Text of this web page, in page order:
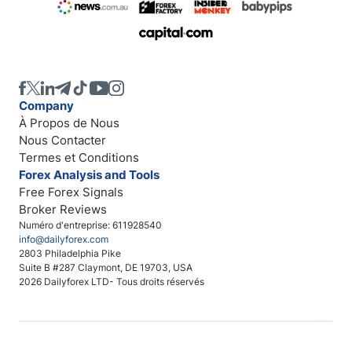
Numéro d'entreprise: 611928540
info@dailyforex.com
2803 Philadelphia Pike
Suite B #287 Claymont, DE 19703, USA
2026 Dailyforex LTD- Tous droits réservés
Company
À Propos de Nous
Nous Contacter
Termes et Conditions
Forex Analysis and Tools
Free Forex Signals
Broker Reviews